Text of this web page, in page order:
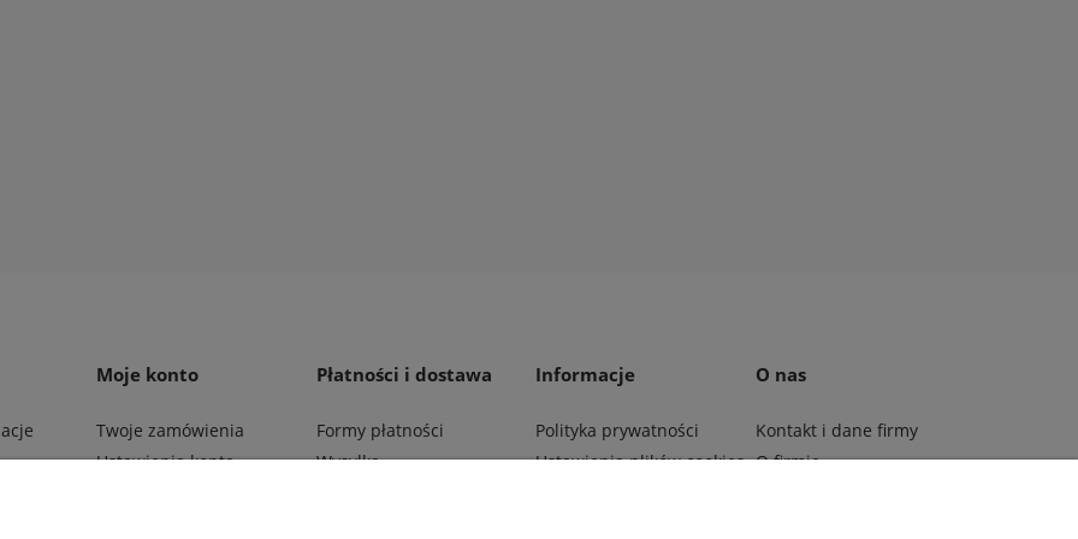
Moje konto
Twoje zamówienia
Ustawienia konta
Płatności i dostawa
Formy płatności
Wysyłka
Informacje
Polityka prywatności
Ustawienia plików cookies
O nas
Kontakt i dane firmy
O firmie